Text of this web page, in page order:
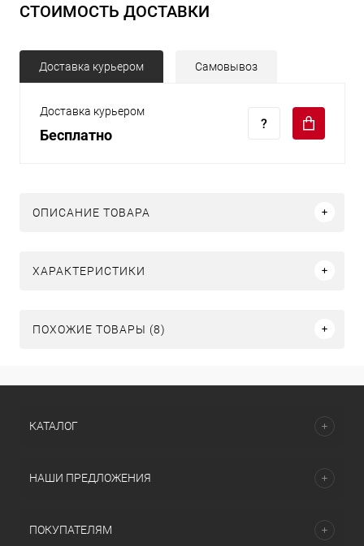
СТОИМОСТЬ ДОСТАВКИ
Доставка курьером Самовывоз
Доставка курьером
Бесплатно
ОПИСАНИЕ ТОВАРА
ХАРАКТЕРИСТИКИ
ПОХОЖИЕ ТОВАРЫ (8)
КАТАЛОГ
НАШИ ПРЕДЛОЖЕНИЯ
ПОКУПАТЕЛЯМ